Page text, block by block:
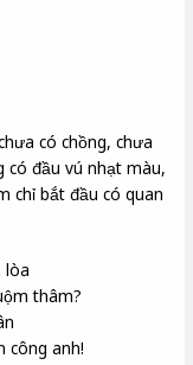
có chồng, chưa
có đầu vú nhạt màu,
chỉ bắt đầu có quan
lòa
thâm?
công anh!